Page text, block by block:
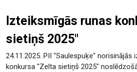
Izteiksmīgās runas
sietiņš 2025"
24.11.2025. PII "Saulespuķe" norisinājās
konkursa "Zelta sietiņš 2025"